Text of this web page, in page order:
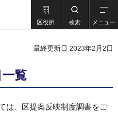
区役所 検索 メニュー
最終更新日 2023年2月2日
覧
は、区提案反映制度調書をご